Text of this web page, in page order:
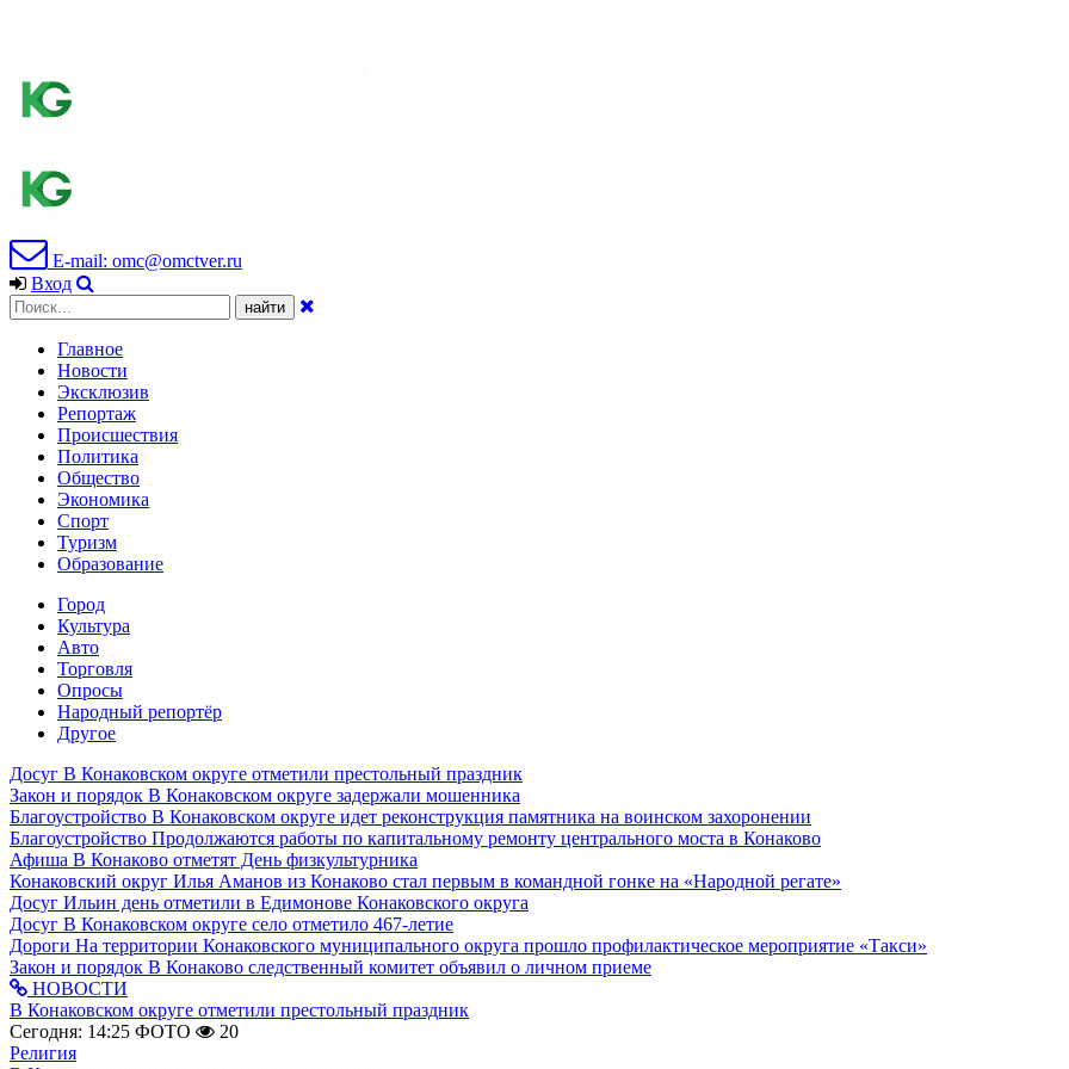
E-mail: omc@omctver.ru
Вход
Главное
Новости
Эксклюзив
Репортаж
Происшествия
Политика
Общество
Экономика
Спорт
Туризм
Образование
Город
Культура
Авто
Торговля
Опросы
Народный репортёр
Другое
Досуг В Конаковском округе отметили престольный праздник
Закон и порядок В Конаковском округе задержали мошенника
Благоустройство В Конаковском округе идет реконструкция памятника на воинском захоронении
Благоустройство Продолжаются работы по капитальному ремонту центрального моста в Конаково
Афиша В Конаково отметят День физкультурника
Конаковский округ Илья Аманов из Конаково стал первым в командной гонке на «Народной регате»
Досуг Ильин день отметили в Едимонове Конаковского округа
Досуг В Конаковском округе село отметило 467-летие
Дороги На территории Конаковского муниципального округа прошло профилактическое мероприятие «Такси»
Закон и порядок В Конаково следственный комитет объявил о личном приеме
НОВОСТИ
В Конаковском округе отметили престольный праздник
Сегодня: 14:25 ФОТО
20
Религия